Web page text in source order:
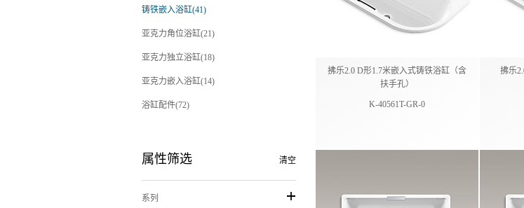
铸铁嵌入浴缸(41)
亚克力角位浴缸(21)
亚克力独立浴缸(18)
亚克力嵌入浴缸(14)
浴缸配件(72)
属性筛选 清空
系列
拂乐2.0 D形1.7米嵌入式铸铁浴缸（含
扶手孔）
K-40561T-GR-0
拂乐